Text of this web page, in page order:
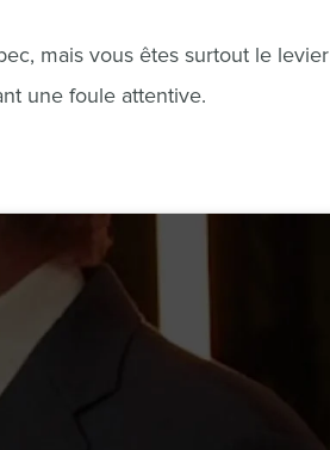
mais vous êtes surtout le levier
une foule attentive.